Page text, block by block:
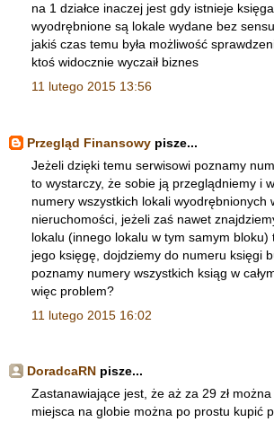
na 1 działce inaczej jest gdy istnieje
wyodrębnione są lokale wydane bez
jakiś czas temu była możliwość
ktoś widocznie wyczaił biznes
11 lutego 2015 13:56
Przegląd Finansowy pisze...
Jeżeli dzięki temu serwisowi poznamy
to wystarczy, że sobie ją przeglądniemy i
numery wszystkich lokali wyodrębnionych
nieruchomości, jeżeli zaś nawet
lokalu (innego lokalu w tym samym bloku)
jego księgę, dojdziemy do numeru księgi
poznamy numery wszystkich ksiąg w
więc problem?
11 lutego 2015 16:02
DoradcaRN pisze...
Zastanawiające jest, że aż za 29 zł
miejsca na globie można po prostu kupić